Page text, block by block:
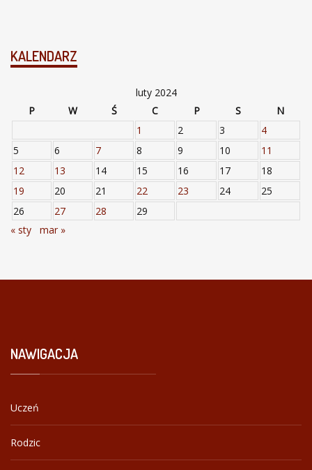
KALENDARZ
luty 2024
P
W Ś C P S
N
1
2 3
4
5
6 7 8 9 10
11
12
13 14 15 16 17
18
19
20 21 22 23 24
25
26
27 28
29
« sty
mar »
NAWIGACJA
Uczeń
Rodzic